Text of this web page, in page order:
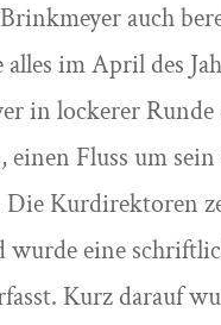
auch
im April des
in lockerer
einen Fluss um
Kurdirektoren
wurde eine
Kurz darauf